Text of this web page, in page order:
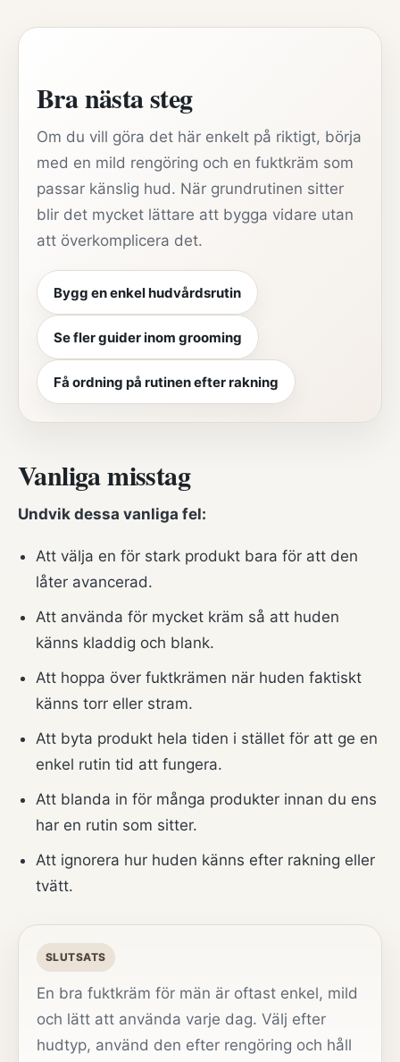
Bra nästa steg
Om du vill göra det här enkelt på riktigt, börja
med en mild rengöring och en fuktkräm som
passar känslig hud. När grundrutinen sitter
blir det mycket lättare att bygga vidare utan
att överkomplicera det.
Bygg en enkel hudvårdsrutin
Se fler guider inom grooming
Få ordning på rutinen efter rakning
Vanliga misstag
Undvik dessa vanliga fel:
Att välja en för stark produkt bara för att den
låter avancerad.
Att använda för mycket kräm så att huden
känns kladdig och blank.
Att hoppa över fuktkrämen när huden faktiskt
känns torr eller stram.
Att byta produkt hela tiden i stället för att ge en
enkel rutin tid att fungera.
Att blanda in för många produkter innan du ens
har en rutin som sitter.
Att ignorera hur huden känns efter rakning eller
tvätt.
SLUTSATS
En bra fuktkräm för män är oftast enkel, mild
och lätt att använda varje dag. Välj efter
hudtyp, använd den efter rengöring och håll